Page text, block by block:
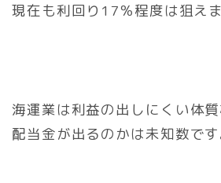
現在も利回り17％程度は狙えま
海運業は利益の出しにくい体
配当金が出るのかは未知数です